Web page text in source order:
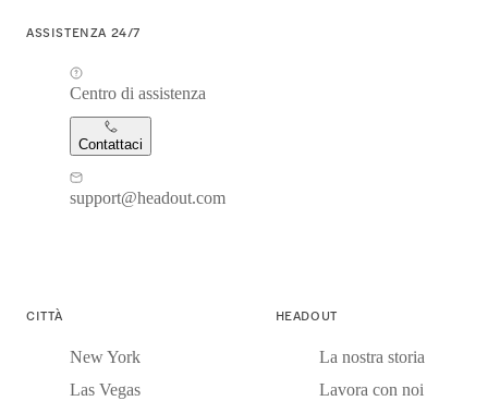
ASSISTENZA 24/7
Centro di assistenza
Contattaci
support@headout.com
CITTÀ
New York
Las Vegas
HEADOUT
La nostra storia
Lavora con noi